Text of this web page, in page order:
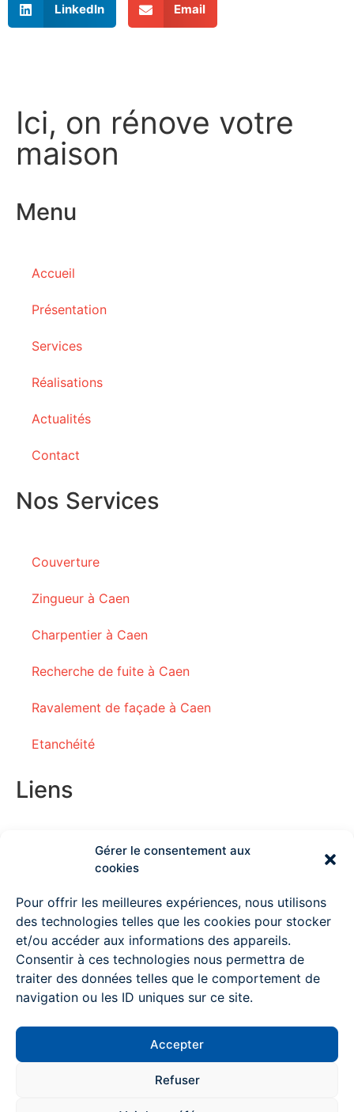
Gérer le consentement aux
cookies
Pour offrir les meilleures expériences, nous utilisons
des technologies telles que les cookies pour stocker
et/ou accéder aux informations des appareils.
Consentir à ces technologies nous permettra de
traiter des données telles que le comportement de
navigation ou les ID uniques sur ce site.
Accepter
Refuser
LinkedIn Email
Ici, on rénove votre
maison
Menu
Accueil
Présentation
Services
Réalisations
Actualités
Contact
Nos Services
Couverture
Zingueur à Caen
Charpentier à Caen
Recherche de fuite à Caen
Ravalement de façade à Caen
Etanchéité
Liens
Couvreur Deauville
Couvreur Ouistreham
Couvreur à Pont l’Evêque
Couvreur Mondeville
Contactez-nous